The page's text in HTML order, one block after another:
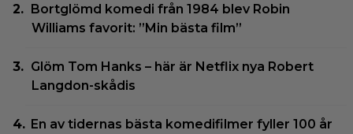
Bortglömd komedi från 1984 blev Robin
Williams favorit: ”Min bästa film”
Glöm Tom Hanks – här är Netflix nya Robert
Langdon-skådis
En av tidernas bästa komedifilmer fyller 100 år